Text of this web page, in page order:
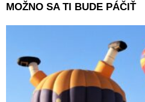
MOŽNO SA TI BUDE PÁČIŤ